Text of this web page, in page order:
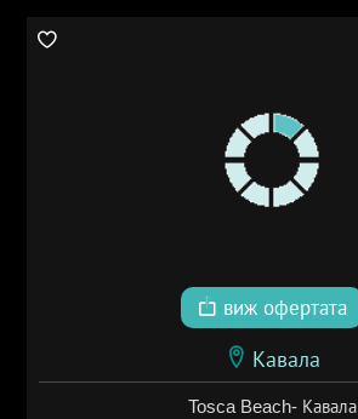
виж офертата
Кавала
Tosca Beach- Кавала